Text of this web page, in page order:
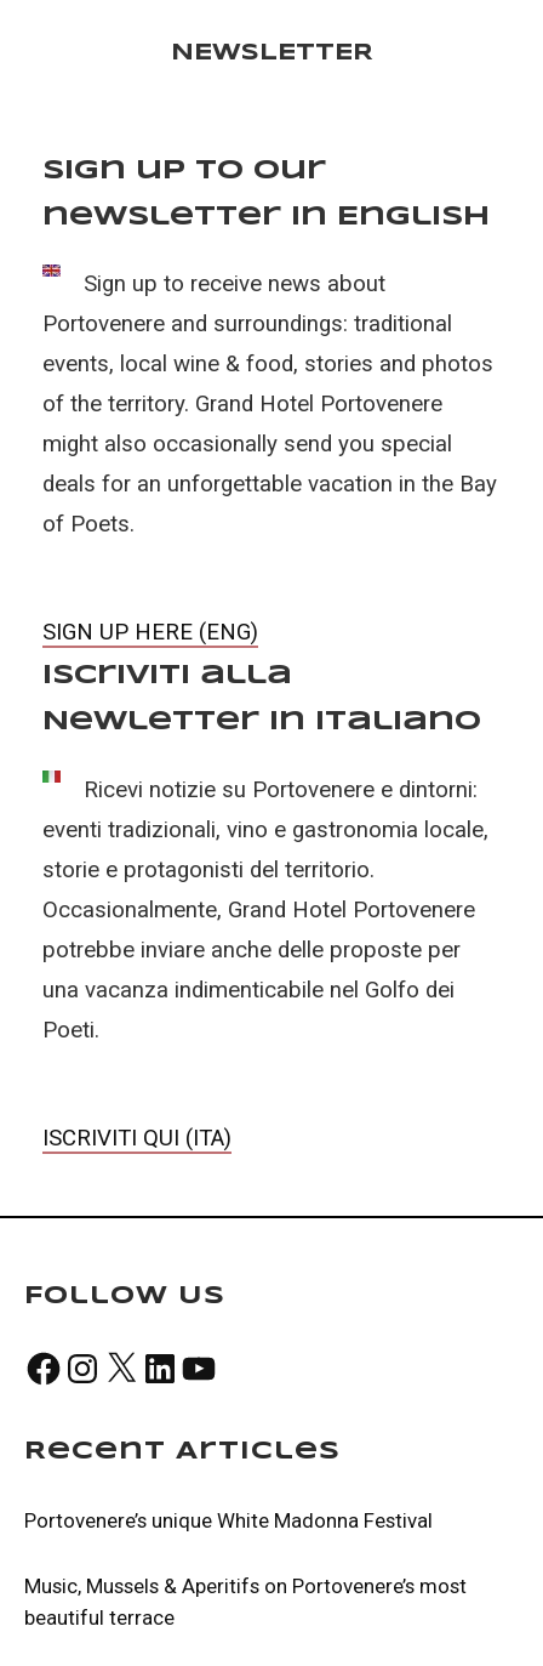
NEWSLETTER
Sign up to our
newsletter in English
Sign up to receive news about
Portovenere and surroundings: traditional
events, local wine & food, stories and photos
of the territory. Grand Hotel Portovenere
might also occasionally send you special
deals for an unforgettable vacation in the Bay
of Poets.
SIGN UP HERE (ENG)
Iscriviti alla
Newletter in Italiano
Ricevi notizie su Portovenere e dintorni:
eventi tradizionali, vino e gastronomia locale,
storie e protagonisti del territorio.
Occasionalmente, Grand Hotel Portovenere
potrebbe inviare anche delle proposte per
una vacanza indimenticabile nel Golfo dei
Poeti.
ISCRIVITI QUI (ITA)
Follow Us
FacebookInstagram
X LinkedInYouTube
Recent Articles
Portovenere’s unique White Madonna Festival
Music, Mussels & Aperitifs on Portovenere’s most
beautiful terrace